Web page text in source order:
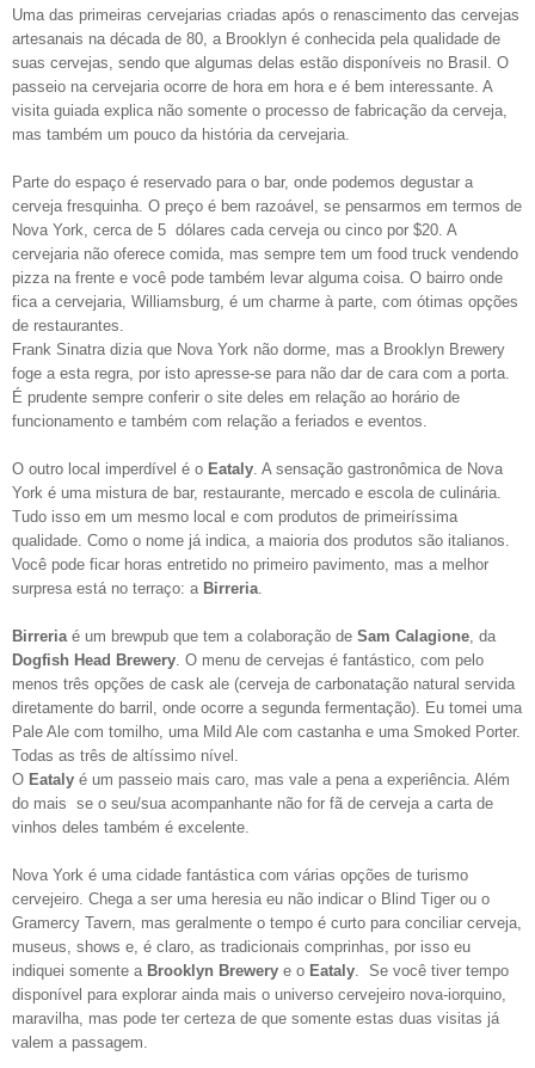
Uma das primeiras cervejarias criadas após o renascimento das cervejas
artesanais na década de 80, a Brooklyn é conhecida pela qualidade de
suas cervejas, sendo que algumas delas estão disponíveis no Brasil. O
passeio na cervejaria ocorre de hora em hora e é bem interessante. A
visita guiada explica não somente o processo de fabricação da cerveja,
mas também um pouco da história da cervejaria.
Parte do espaço é reservado para o bar, onde podemos degustar a
cerveja fresquinha. O preço é bem razoável, se pensarmos em termos de
Nova York, cerca de 5 dólares cada cerveja ou cinco por $20. A
cervejaria não oferece comida, mas sempre tem um food truck vendendo
pizza na frente e você pode também levar alguma coisa. O bairro onde
fica a cervejaria, Williamsburg, é um charme à parte, com ótimas opções
de restaurantes.
Frank Sinatra dizia que Nova York não dorme, mas a Brooklyn Brewery
foge a esta regra, por isto apresse-se para não dar de cara com a porta.
É prudente sempre conferir o site deles em relação ao horário de
funcionamento e também com relação a feriados e eventos.
O outro local imperdível é o Eataly. A sensação gastronômica de Nova
York é uma mistura de bar, restaurante, mercado e escola de culinária.
Tudo isso em um mesmo local e com produtos de primeiríssima
qualidade. Como o nome já indica, a maioria dos produtos são italianos.
Você pode ficar horas entretido no primeiro pavimento, mas a melhor
surpresa está no terraço: a Birreria.
Birreriaé um brewpub que tem a colaboração de Sam Calagione, da
Dogfish Head Brewery. O menu de cervejas é fantástico, com pelo
menos três opções de cask ale (cerveja de carbonatação natural servida
diretamente do barril, onde ocorre a segunda fermentação). Eu tomei uma
Pale Ale com tomilho, uma Mild Ale com castanha e uma Smoked Porter.
Todas as três de altíssimo nível.
O Eataly é um passeio mais caro, mas vale a pena a experiência. Além
do mais se o seu/sua acompanhante não for fã de cerveja a carta de
vinhos deles também é excelente.
Nova York é uma cidade fantástica com várias opções de turismo
cervejeiro. Chega a ser uma heresia eu não indicar o Blind Tiger ou o
Gramercy Tavern, mas geralmente o tempo é curto para conciliar cerveja,
museus, shows e, é claro, as tradicionais comprinhas, por isso eu
indiquei somente a Brooklyn Brewery e o Eataly. Se você tiver tempo
disponível para explorar ainda mais o universo cervejeiro nova-iorquino,
maravilha, mas pode ter certeza de que somente estas duas visitas já
valem a passagem.